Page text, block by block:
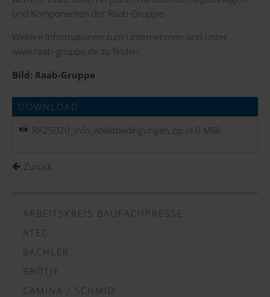
und Komponenten der Raab-Gruppe.
Weitere Informationen zum Unternehmen sind unter
www.raab-gruppe.de zu finden.
Bild: Raab-Gruppe
DOWNLOAD
RA25020_Info_Ableitbedingungen.zip (4,6 MiB)
Zurück
ARBEITSKREIS BAUFACHPRESSE
ATEC
BACHLER
BRÖTJE
CAMINA / SCHMID